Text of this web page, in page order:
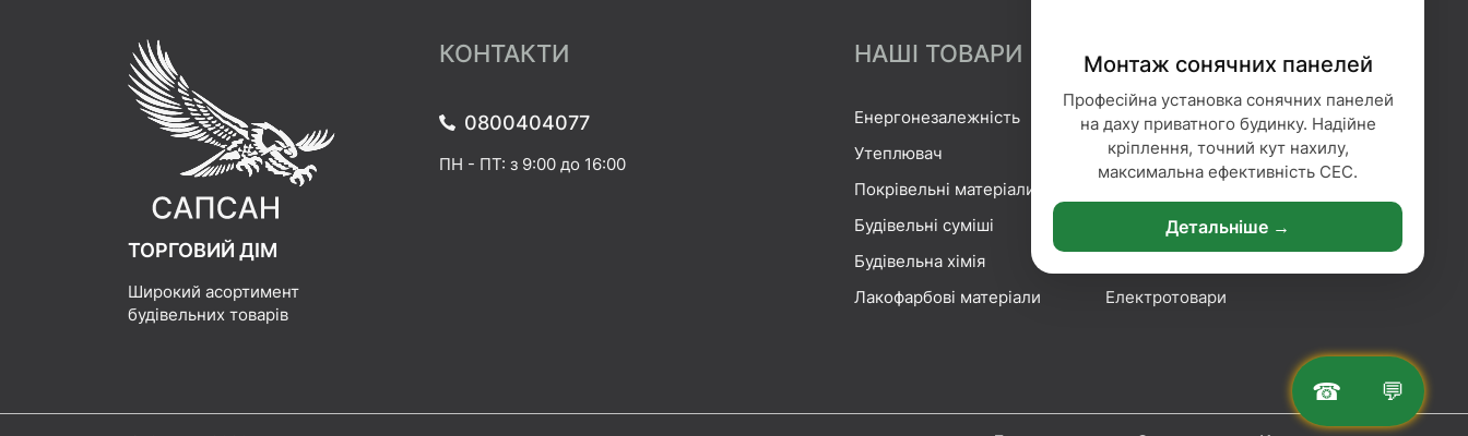
☎ 💬
Монтаж сонячних панелей
Професійна установка сонячних панелей
на даху приватного будинку. Надійне
кріплення, точний кут нахилу,
максимальна ефективність СЕС.
Детальніше →
ТОРГОВИЙ ДІМ
Широкий асортимент
будівельних товарів
КОНТАКТИ
0800404077
ПН - ПТ: з 9:00 до 16:00
НАШІ ТОВАРИ
Енергонезалежність
Утеплювач
Покрівельні матеріали
Будівельні суміші
Будівельна хімія
Лакофарбові матеріали
Гідроізоляція
Геотекстиль
Сітка та плівка
Електротовари